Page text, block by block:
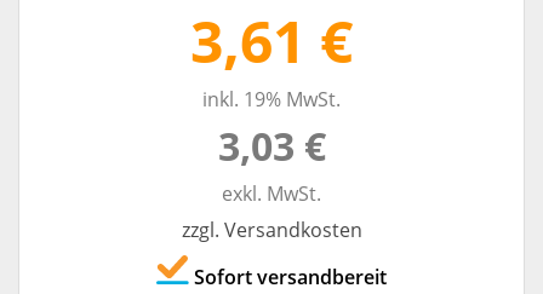
3,61 €
inkl. 19% MwSt.
3,03 €
exkl. MwSt.
zzgl. Versandkosten
Sofort versandbereit